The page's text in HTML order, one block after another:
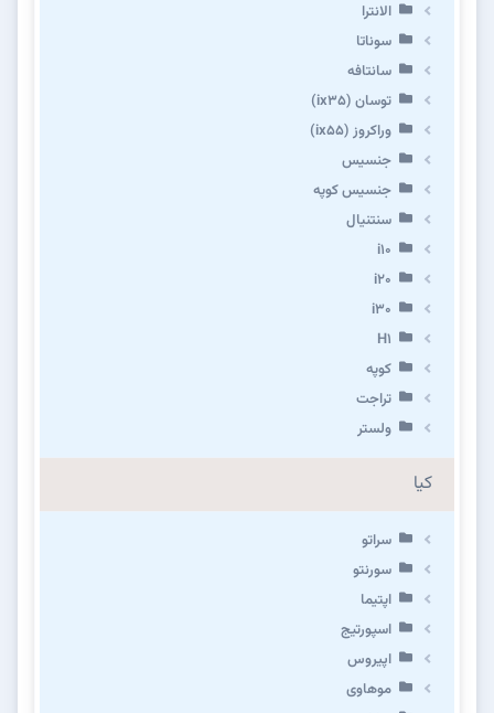
الانترا
سوناتا
سانتافه
توسان (ix35)
وراکروز (ix55)
جنسیس
جنسیس کوپه
سنتنیال
i10
i20
i30
H1
کوپه
تراجت
ولستر
کیا
سراتو
سورنتو
اپتیما
اسپورتیج
اپیروس
موهاوی